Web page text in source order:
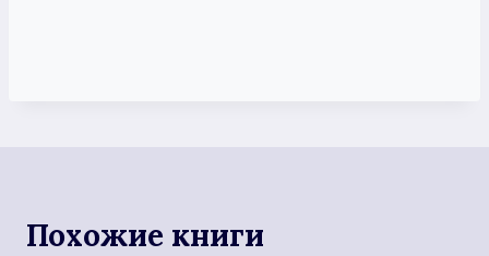
Похожие книги